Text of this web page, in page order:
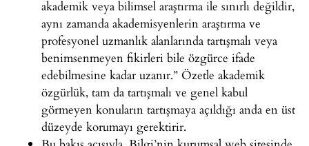
akademik veya bilimsel araştırma ile sınırlı değildir,
aynı zamanda akademisyenlerin araştırma ve
profesyonel uzmanlık alanlarında tartışmalı veya
benimsenmeyen fikirleri bile özgürce ifade
edebilmesine kadar uzanır.” Özetle akademik
özgürlük, tam da tartışmalı ve genel kabul
görmeyen konuların tartışmaya açıldığı anda en üst
düzeyde korumayı gerektirir.